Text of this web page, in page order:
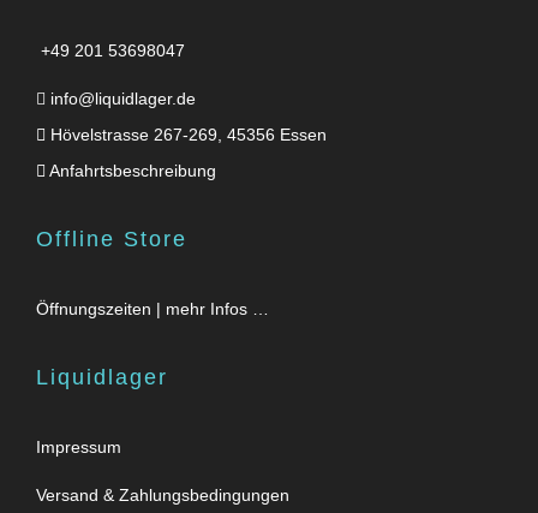
+49 201 53698047
info@liquidlager.de
Hövelstrasse 267-269, 45356 Essen
Anfahrtsbeschreibung
Offline Store
Öffnungszeiten | mehr Infos …
Liquidlager
Impressum
Versand & Zahlungsbedingungen